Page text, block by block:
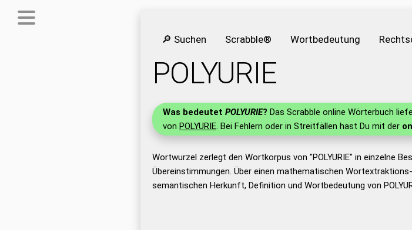
🔎 Suchen Scrabble® Wortbedeutung
POLYURIE
Was bedeutet POLYURIE? Das Scrabble online Wörterbuch
von POLYURIE. Bei Fehlern oder in Streitfällen hast Du mit der
Wortwurzel zerlegt den Wortkorpus von "POLYURIE" in einzelne
Übereinstimmungen. Über einen mathematischen
semantischen Herkunft, Definition und Wortbedeutung von